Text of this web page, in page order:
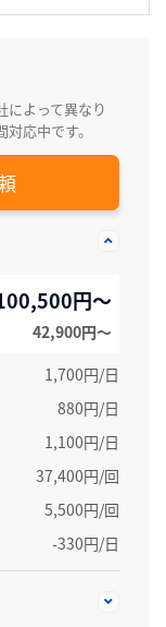
によって異なり
応中です。
円～
42,900円〜
1,700円/日
880円/日
1,100円/日
37,400円/回
5,500円/回
-330円/日